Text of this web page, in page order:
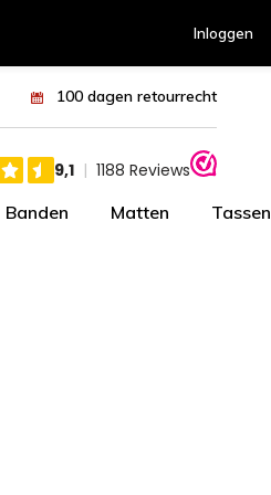
Inloggen
100 dagen retourrecht
Banden Matten Tassen